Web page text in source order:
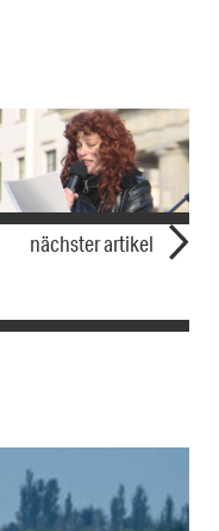
nächster artikel